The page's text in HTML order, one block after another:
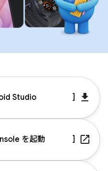
Studio ] get_app
を起動 ] launch